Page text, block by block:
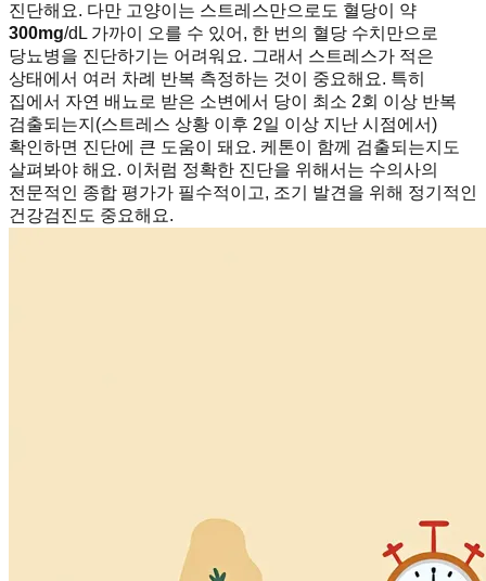
진단해요. 다만 고양이는 스트레스만으로도 혈당이 약
300mg/dL 가까이 오를 수 있어, 한 번의 혈당 수치만으로
당뇨병을 진단하기는 어려워요. 그래서 스트레스가 적은
상태에서 여러 차례 반복 측정하는 것이 중요해요. 특히
집에서 자연 배뇨로 받은 소변에서 당이 최소 2회 이상 반복
검출되는지(스트레스 상황 이후 2일 이상 지난 시점에서)
확인하면 진단에 큰 도움이 돼요. 케톤이 함께 검출되는지도
살펴봐야 해요. 이처럼 정확한 진단을 위해서는 수의사의
전문적인 종합 평가가 필수적이고, 조기 발견을 위해 정기적인
건강검진도 중요해요.